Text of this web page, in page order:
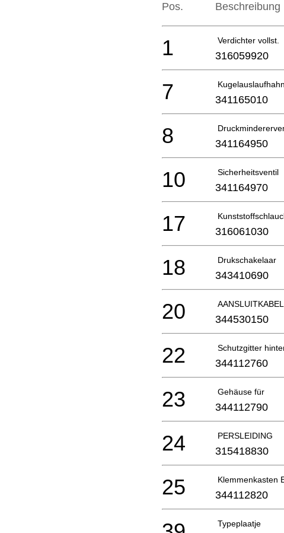
Pos. Beschreibung
Verdichter vollst.
1 316059920
7 341165010
8 341164950
Sicherheitsventil
10 341164970
17 316061030
Drukschakelaar
18 343410690
AANSLUITKABEL
20 344530150
Schutzgitter
22 344112760
Gehäuse für
23 344112790
PERSLEIDING
24 315418830
Klemmenkasten
25 344112820
Typeplaatje